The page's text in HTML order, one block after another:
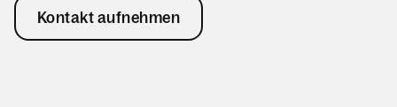
Kontakt aufnehmen